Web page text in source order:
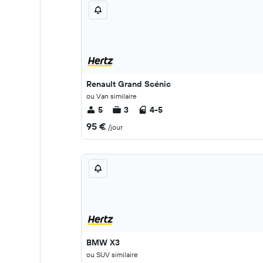
Renault Grand Scénic
ou Van similaire
5 3 4-5
95 € /jour
BMW X3
ou SUV similaire